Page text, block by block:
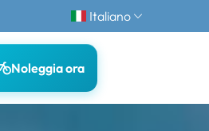
Italiano
Noleggia ora